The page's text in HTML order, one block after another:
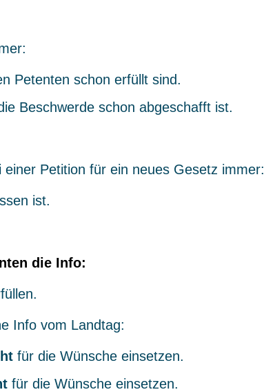
Petenten schon erfüllt sind.
Beschwerde schon abgeschafft ist.
Petition für ein neues Gesetz immer:
ist.
die Info:
Info vom Landtag:
für die Wünsche einsetzen.
für die Wünsche einsetzen.